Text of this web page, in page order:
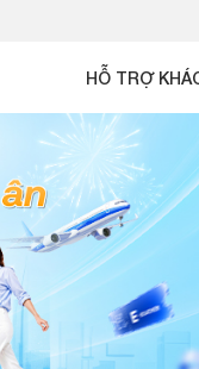
HỖ TRỢ